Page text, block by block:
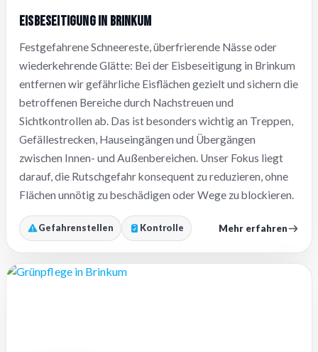
Eisbeseitigung in Brinkum
Festgefahrene Schneereste, überfrierende Nässe oder
wiederkehrende Glätte: Bei der Eisbeseitigung in Brinkum
entfernen wir gefährliche Eisflächen gezielt und sichern die
betroffenen Bereiche durch Nachstreuen und
Sichtkontrollen ab. Das ist besonders wichtig an Treppen,
Gefällestrecken, Hauseingängen und Übergängen
zwischen Innen- und Außenbereichen. Unser Fokus liegt
darauf, die Rutschgefahr konsequent zu reduzieren, ohne
Flächen unnötig zu beschädigen oder Wege zu blockieren.
Gefahrenstellen Kontrolle Mehr erfahren